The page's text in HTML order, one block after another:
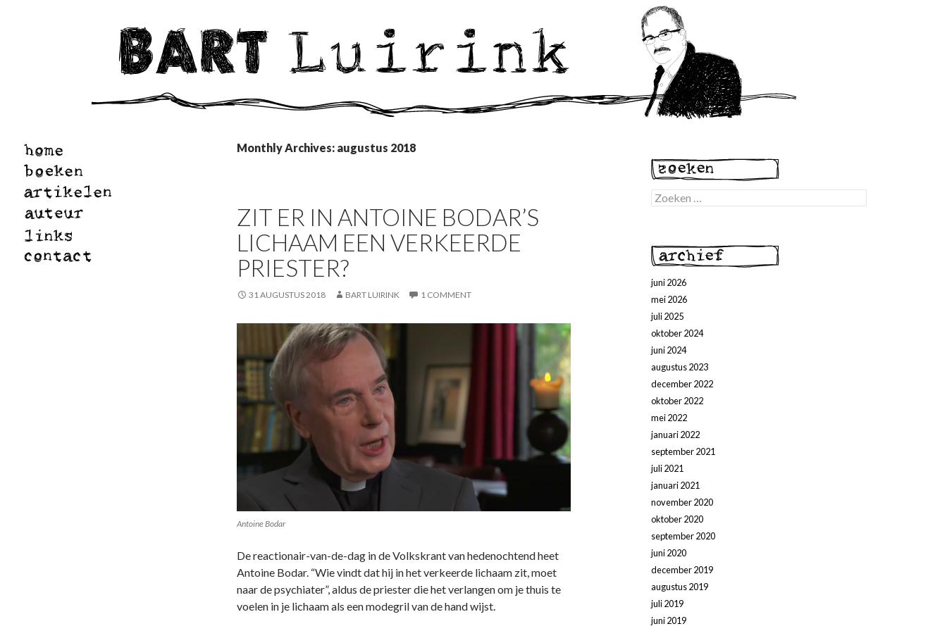
Monthly Archives: augustus 2018
ZIT ER IN ANTOINE BODAR’S
LICHAAM EEN VERKEERDE
PRIESTER?
31 AUGUSTUS 2018 BART LUIRINK 1 COMMENT
Antoine Bodar
De reactionair-van-de-dag in de Volkskrant van hedenochtend heet
Antoine Bodar. “Wie vindt dat hij in het verkeerde lichaam zit, moet
naar de psychiater”, aldus de priester die het verlangen om je thuis te
voelen in je lichaam als een modegril van de hand wijst.
Zoeken
naar:
juni 2026
mei 2026
juli 2025
oktober 2024
juni 2024
augustus 2023
december 2022
oktober 2022
mei 2022
januari 2022
september 2021
juli 2021
januari 2021
november 2020
oktober 2020
september 2020
juni 2020
december 2019
augustus 2019
juli 2019
juni 2019